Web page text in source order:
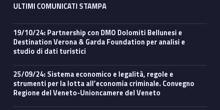
ULTIMI COMUNICATI STAMPA
19/10/24: Partnership con DMO Dolomiti Bellunesi e
Destination Verona & Garda Foundation per analisi e
studio di dati turistici
25/09/24: Sistema economico e legalità, regole e
strumenti per la lotta all’economia criminale. Convegno
Regione del Veneto-Unioncamere del Veneto